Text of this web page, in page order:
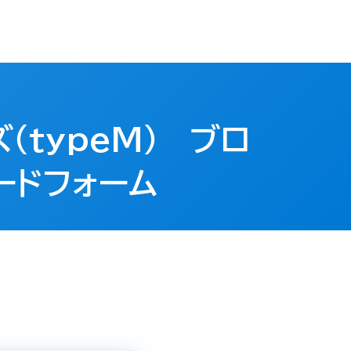
typeM） ブロ
フォーム